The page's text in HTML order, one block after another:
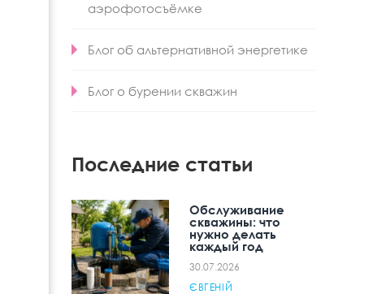
аэрофотосъёмке
Блог об альтернативной энергетике
Блог о бурении скважин
Последние статьи
Обслуживание
скважины: что
нужно делать
каждый год
30.07.2026
ЄВГЕНІЙ